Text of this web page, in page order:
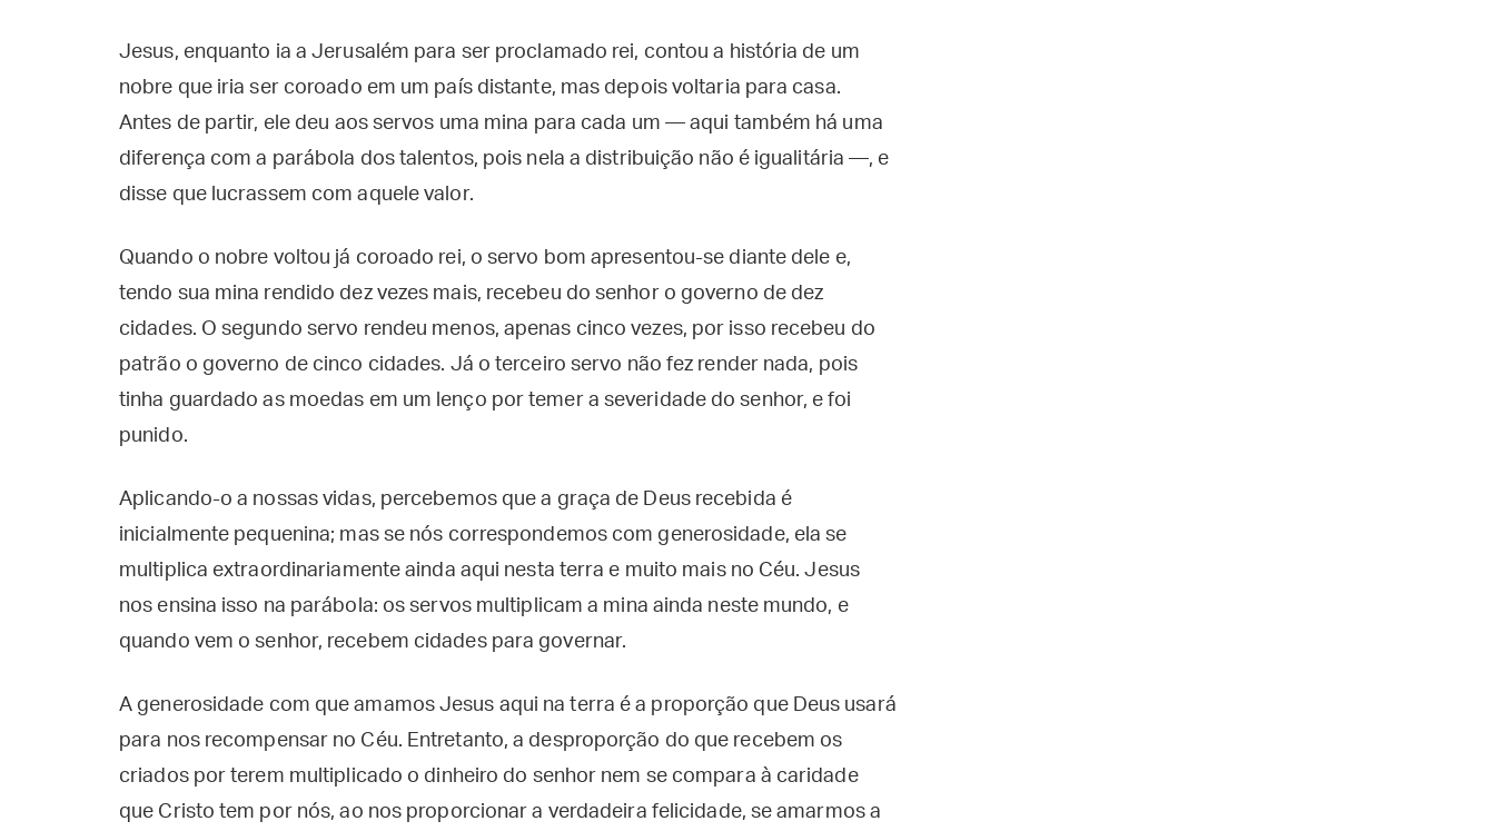
Jesus, enquanto ia a Jerusalém para ser proclamado rei, contou a história de um
nobre que iria ser coroado em um país distante, mas depois voltaria para casa.
Antes de partir, ele deu aos servos uma mina para cada um — aqui também há uma
diferença com a parábola dos talentos, pois nela a distribuição não é igualitária —, e
disse que lucrassem com aquele valor.
Quando o nobre voltou já coroado rei, o servo bom apresentou-se diante dele e,
tendo sua mina rendido dez vezes mais, recebeu do senhor o governo de dez
cidades. O segundo servo rendeu menos, apenas cinco vezes, por isso recebeu do
patrão o governo de cinco cidades. Já o terceiro servo não fez render nada, pois
tinha guardado as moedas em um lenço por temer a severidade do senhor, e foi
punido.
Aplicando-o a nossas vidas, percebemos que a graça de Deus recebida é
inicialmente pequenina; mas se nós correspondemos com generosidade, ela se
multiplica extraordinariamente ainda aqui nesta terra e muito mais no Céu. Jesus
nos ensina isso na parábola: os servos multiplicam a mina ainda neste mundo, e
quando vem o senhor, recebem cidades para governar.
A generosidade com que amamos Jesus aqui na terra é a proporção que Deus usará
para nos recompensar no Céu. Entretanto, a desproporção do que recebem os
criados por terem multiplicado o dinheiro do senhor nem se compara à caridade
que Cristo tem por nós, ao nos proporcionar a verdadeira felicidade, se amarmos a